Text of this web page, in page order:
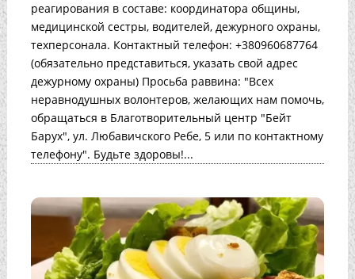
реагирования в составе: координатора общины,
медицинской сестры, водителей, дежурного охраны,
техперсонала. Контактный телефон: +380960687764
(обязательно представиться, указать свой адрес
дежурному охраны) Просьба раввина: "Всех
неравнодушных волонтеров, желающих нам помочь,
обращаться в Благотворительный центр "Бейт
Барух", ул. Любавичского Ребе, 5 или по контактному
телефону". Будьте здоровы!...